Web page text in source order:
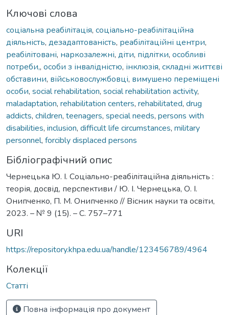
Ключові слова
соціальна реабілітація, соціально-реабілітаційна
діяльність, дезадаптованість, реабілітаційні центри,
реабілітовані, наркозалежні, діти, підлітки, особливі
потреби,, особи з інвалідністю, інклюзія, складні життєві
обставини, військовослужбовці, вимушено переміщені
особи, social rehabilitation, social rehabilitation activity,
maladaptation, rehabilitation centers, rehabilitated, drug
addicts, children, teenagers, special needs, persons with
disabilities, inclusion, difficult life circumstances, military
personnel, forcibly displaced persons
Бібліографічний опис
Чернецька Ю. І. Соціально-реабілітаційна діяльність :
теорія, досвід, перспективи / Ю. І. Чернецька, О. І.
Онипченко, П. М. Онипченко // Вісник науки та освіти,
2023. – № 9 (15). – С. 757–771
URI
https://repository.khpa.edu.ua/handle/123456789/4964
Колекції
Статті
Повна інформація про документ